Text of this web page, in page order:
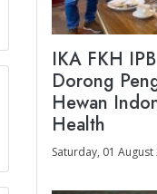
IKA FKH
Dorong
Hewan
Health
Saturday, 01 August